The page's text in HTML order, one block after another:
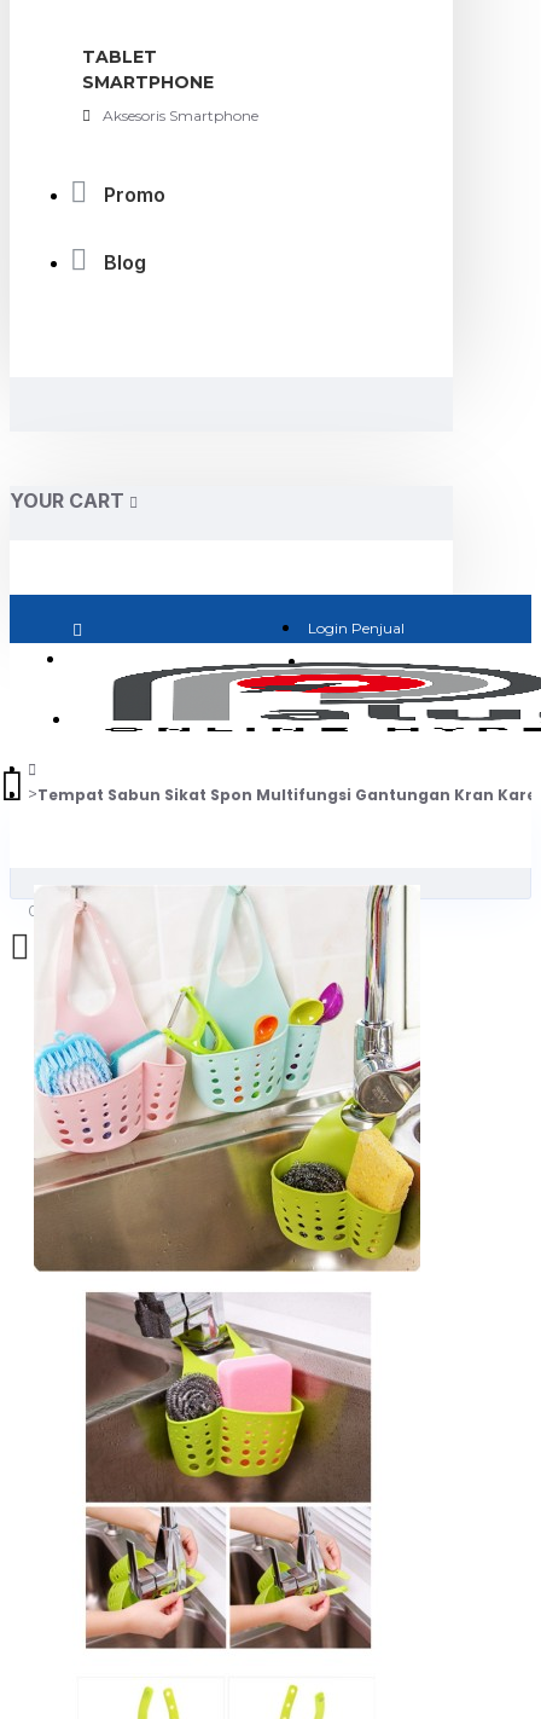
TABLET
SMARTPHONE
Aksesoris Smartphone
Promo
Blog
YOUR CART
Login Penjual
Jadi Penjual
0
Daftar belanja Anda kosong!
Tempat Sabun Sikat Spon Multifungsi Gantungan Kran